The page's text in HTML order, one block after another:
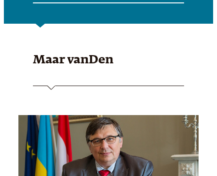
Maar vanDen